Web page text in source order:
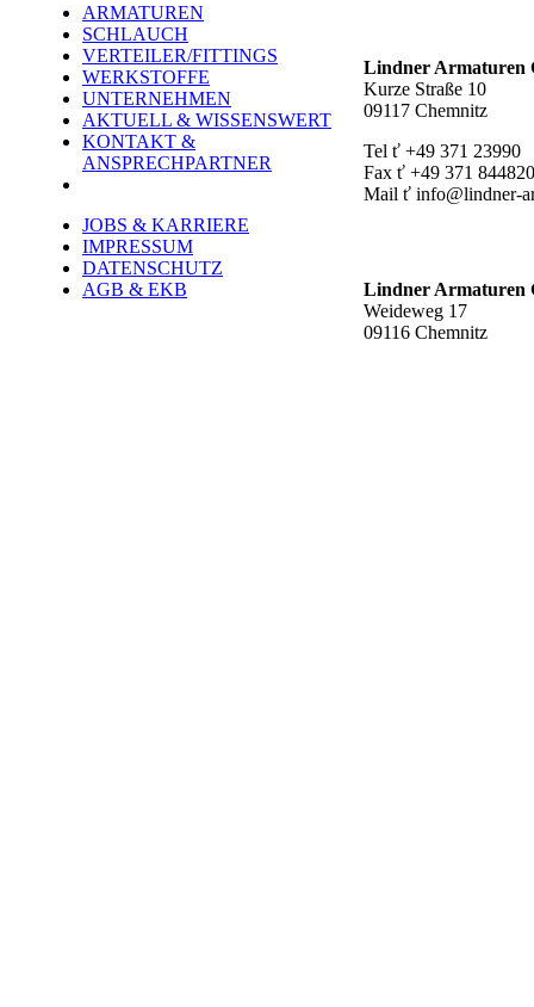
ARMATUREN
SCHLAUCH
VERTEILER/FITTINGS
WERKSTOFFE
UNTERNEHMEN
AKTUELL & WISSENSWERT
KONTAKT &
ANSPRECHPARTNER
JOBS & KARRIERE
IMPRESSUM
DATENSCHUTZ
AGB & EKB
Lindner Armaturen
Kurze Straße 10
09117 Chemnitz
Tel ť +49 371 23990
Fax ť +49 371
Mail ť info@lindner-
Lindner Armaturen
Weideweg 17
09116 Chemnitz